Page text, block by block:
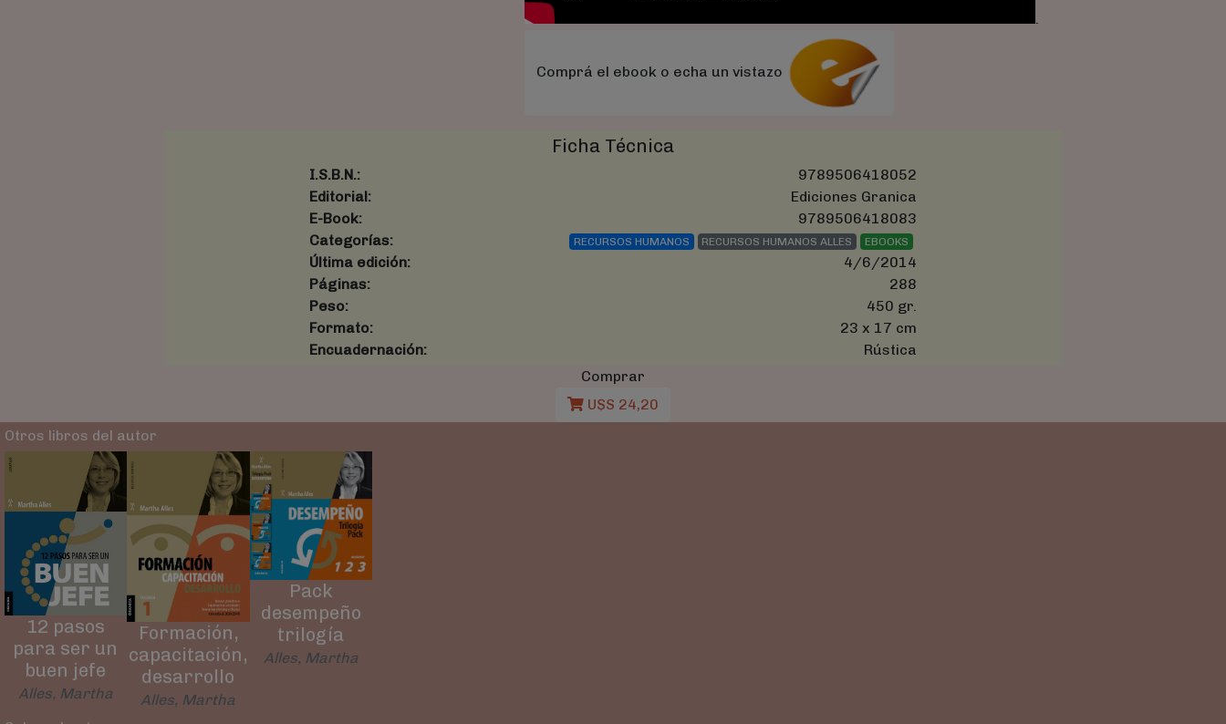
.
Comprá el ebook o echa un vistazo
Ficha Técnica
I.S.B.N.:
9789506418052
Editorial:
Ediciones Granica
E-Book:
9789506418083
Categorías:
RECURSOS HUMANOS RECURSOS HUMANOS ALLES EBOOKS
Última edición:
4/6/2014
Páginas:
288
Peso:
450 gr.
Formato:
23 x 17 cm
Encuadernación:
Rústica
Comprar
U$S 24,20
Otros libros del autor
12 pasos
para ser un
buen jefe
Alles, Martha
Formación,
capacitación,
desarrollo
Alles, Martha
Pack
desempeño
trilogía
Alles, Martha